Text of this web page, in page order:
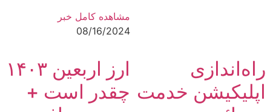
مشاهده کامل خبر
08/16/2024
راه‌اندازی
اپلیکیشن خدمت
ارز اربعین ۱۴۰۳
چقدر است +